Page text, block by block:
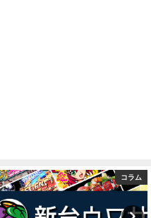
ニュース